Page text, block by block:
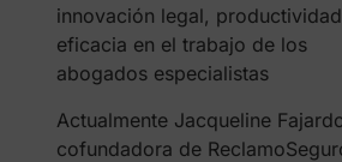
innovación legal,
eficacia en el trabajo de los
abogados especialistas
Actualmente Jacqueline
cofundadora de